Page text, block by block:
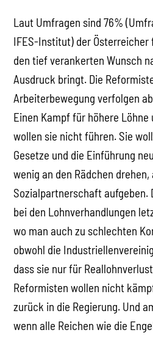
Laut Umfragen sind 76%
IFES-Institut) der Österreicher
den tief verankerten Wunsch
Ausdruck bringt. Die
Arbeiterbewegung verfolgen
Einen Kampf für höhere Löhne
wollen sie nicht führen. Sie
Gesetze und die Einführung
wenig an den Rädchen
Sozialpartnerschaft aufgeben.
bei den Lohnverhandlungen
wo man auch zu schlechten
obwohl die
dass sie nur für
Reformisten wollen nicht
zurück in die Regierung. Und
wenn alle Reichen wie die